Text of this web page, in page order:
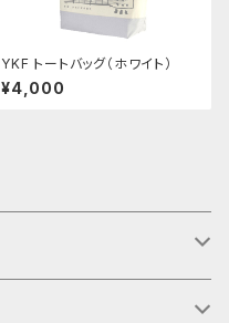
YKF トートバッグ（ホワイト）
¥4,000